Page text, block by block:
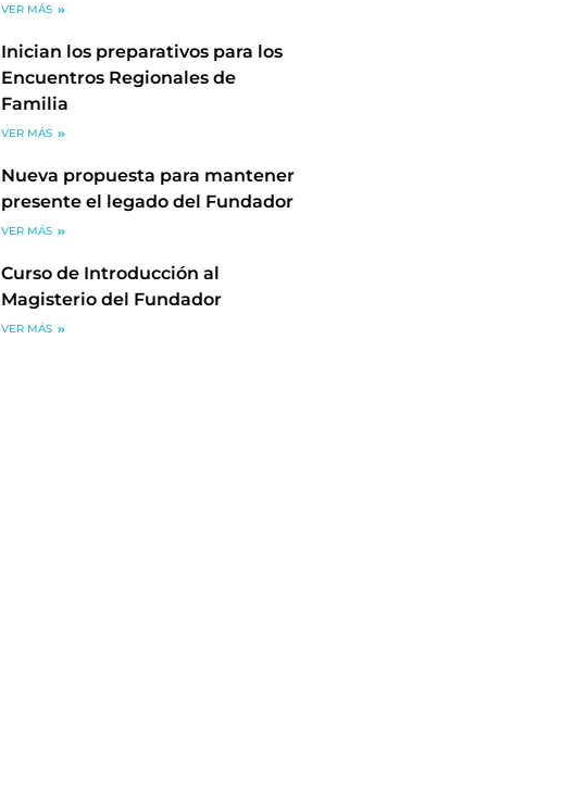
VER MÁS
Inician los preparativos para los
Encuentros Regionales de
Familia
VER MÁS
Nueva propuesta para mantener
presente el legado del Fundador
VER MÁS
Curso de Introducción al
Magisterio del Fundador
VER MÁS